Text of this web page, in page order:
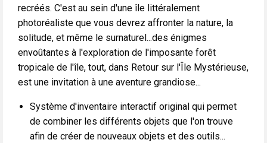
recréés. C'est au sein d'une île littéralement
photoréaliste que vous devrez affronter la nature, la
solitude, et même le surnaturel...des énigmes
envoûtantes à l'exploration de l'imposante forêt
tropicale de l'île, tout, dans Retour sur l'Île Mystérieuse,
est une invitation à une aventure grandiose...
Système d'inventaire interactif original qui permet
de combiner les différents objets que l'on trouve
afin de créer de nouveaux objets et des outils...